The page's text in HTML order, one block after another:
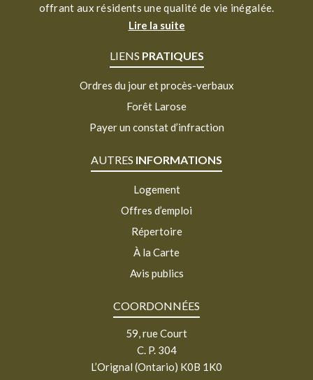
offrant aux résidents une qualité de vie inégalée.
Lire la suite
LIENS PRATIQUES
Ordres du jour et procès-verbaux
Forêt Larose
Payer un constat d’infraction
AUTRES INFORMATIONS
Logement
Offres d’emploi
Répertoire
À la Carte
Avis publics
COORDONNÉES
59, rue Court
C. P. 304
L’Orignal (Ontario) K0B 1K0